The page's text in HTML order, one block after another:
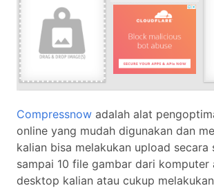
Compressnow adalah alat
online yang mudah digunakan dan
kalian bisa melakukan upload secara
sampai 10 file gambar dari komputer
desktop kalian atau cukup